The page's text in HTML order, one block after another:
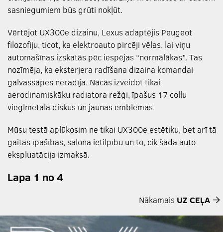
sasniegumiem būs grūti nokļūt.
Vērtējot UX300e dizainu, Lexus adaptējis Peugeot
filozofiju, ticot, ka elektroauto pircēji vēlas, lai viņu
automašīnas izskatās pēc iespējas “normālākas”. Tas
nozīmēja, ka eksterjera radīšana dizaina komandai
galvassāpes neradīja. Nācās izveidot tikai
aerodinamiskāku radiatora režģi, īpašus 17 collu
vieglmetāla diskus un jaunas emblēmas.
Mūsu testā aplūkosim ne tikai UX300e estētiku, bet arī tā
gaitas īpašības, salona ietilpību un to, cik šāda auto
ekspluatācija izmaksā.
Lapa 1 no 4
Nākamais UZ CEĻA